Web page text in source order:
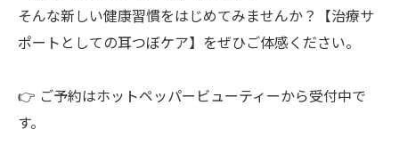
そんな新しい健康習慣をはじめてみませんか？【治療サ
ポートとしての耳つぼケア】をぜひご体感ください。
👉 ご予約はホットペッパービューティーから受付中で
す。